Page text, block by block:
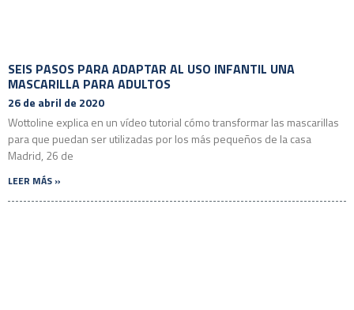
SEIS PASOS PARA ADAPTAR AL USO INFANTIL UNA
MASCARILLA PARA ADULTOS
26 de abril de 2020
Wottoline explica en un vídeo tutorial cómo transformar las mascarillas
para que puedan ser utilizadas por los más pequeños de la casa
Madrid, 26 de
LEER MÁS »